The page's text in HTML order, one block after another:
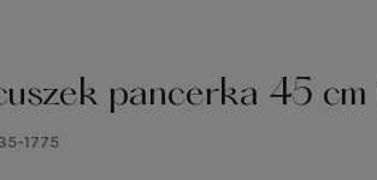
pancerka 45
1775